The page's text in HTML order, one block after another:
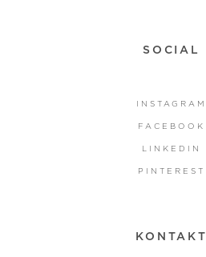
SOCIAL
INSTAGRAM
FACEBOOK
LINKEDIN
PINTEREST
KONTAKT